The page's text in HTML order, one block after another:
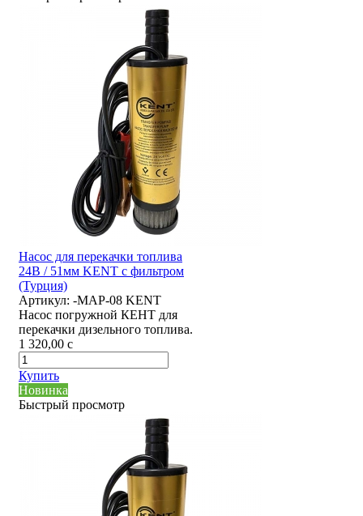
Насос для перекачки топлива
24В / 51мм KENT с фильтром
(Турция)
Артикул: -MAP-08 KENT
Насос погружной КЕНТ для
перекачки дизельного топлива.
1 320,00 c
Купить
Новинка
Быстрый просмотр